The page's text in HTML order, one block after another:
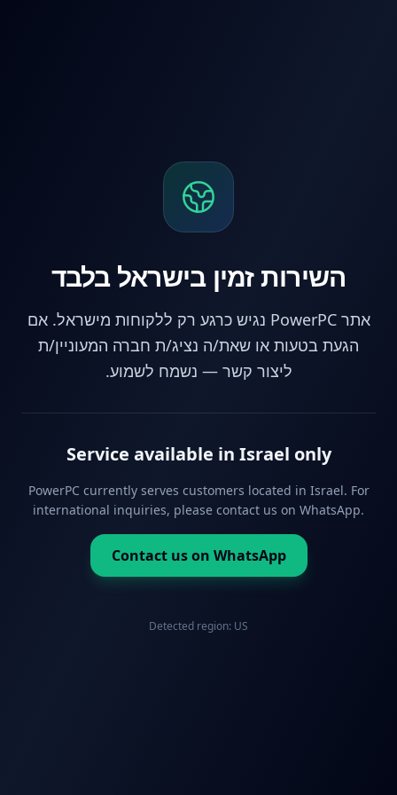
השירות זמין בישראל בלבד
אתר PowerPC נגיש כרגע רק ללקוחות מישראל. אם
הגעת בטעות או שאת/ה נציג/ת חברה המעוניין/ת
ליצור קשר — נשמח לשמוע.
Service available in Israel only
PowerPC currently serves customers located in Israel. For
international inquiries, please contact us on WhatsApp.
Contact us on WhatsApp
Detected region: US